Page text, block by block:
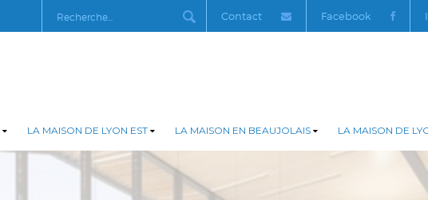
Contact Facebook
LA MAISON DE LYON EST LA MAISON EN BEAUJOLAIS LA MAISON DE